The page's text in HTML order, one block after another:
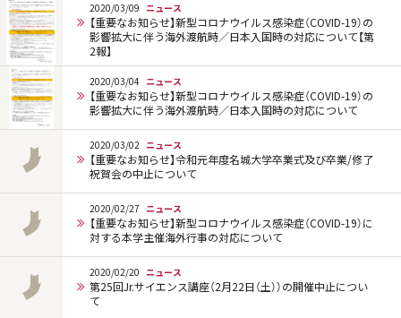
2020/03/09 ニュース
【重要なお知らせ】新型コロナウイルス感染症（COVID-19）の
影響拡大に伴う海外渡航時／日本入国時の対応について【第
2報】
2020/03/04 ニュース
【重要なお知らせ】新型コロナウイルス感染症（COVID-19）の
影響拡大に伴う海外渡航時／日本入国時の対応について
2020/03/02 ニュース
【重要なお知らせ】令和元年度名城大学卒業式及び卒業/修了
祝賀会の中止について
2020/02/27 ニュース
【重要なお知らせ】新型コロナウイルス感染症（COVID-19）に
対する本学主催海外行事の対応について
2020/02/20 ニュース
第25回Jr.サイエンス講座（2月22日（土））の開催中止につい
て